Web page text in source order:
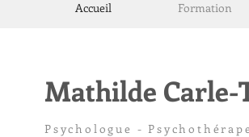
Accueil Formation
Mathilde Carle-
Psychologue -